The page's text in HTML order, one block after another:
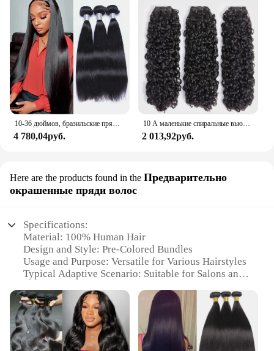
4 780,04руб.
10 А маленькие спиральные вьющиеся искусственные бразильские необработанные кудрявые человеческие волосы волнистые только натуральные волосы для наращивания 3B 3C
2 013,92руб.
Here are the products found in the Предварительно
окрашенные пряди волос
Specifications:
Material: 100% Human Hair
Design and Style: Pre-Colored Bundles
Usage and Purpose: Versatile for Various Hairstyles
Typical Adaptive Scenario: Suitable for Salons and
Shape or Size or Weight or Quantity: Available in
Various Sizes and Weights
Performance and Property: Natural Look and Feel
Features: